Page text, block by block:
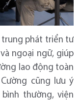
trung phát triển tư
ngoại ngữ, giúp
lao động toàn
cũng lưu ý
thường, viện